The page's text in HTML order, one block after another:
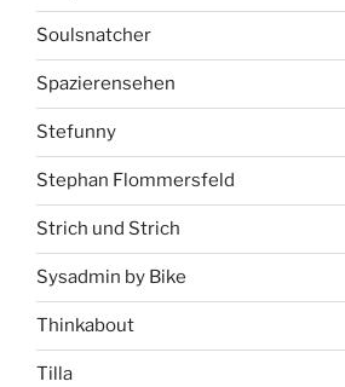
Soulsnatcher
Spazierensehen
Stefunny
Stephan Flommersfeld
Strich und Strich
Sysadmin by Bike
Thinkabout
Tilla